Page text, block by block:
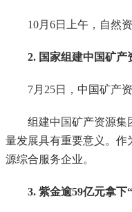
10月6日上午，自然资
2. 国家组建中国矿产
7月25日，中国矿产资
组建中国矿产资源集团
量发展具有重要意义。作
源综合服务企业。
3. 紫金逾59亿元拿下“